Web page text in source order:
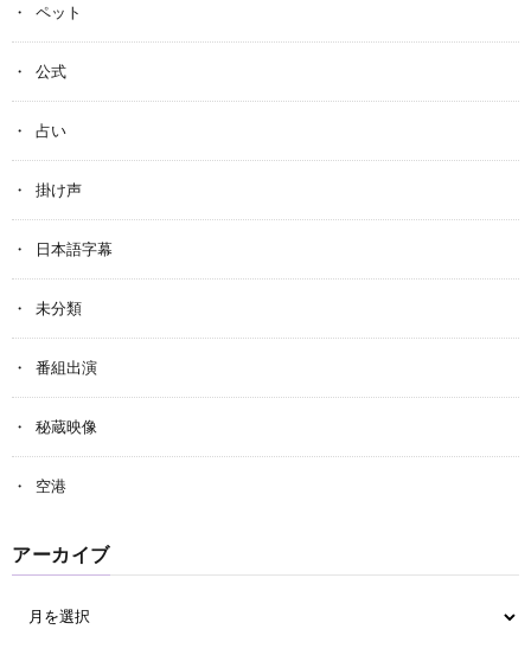
ペット
公式
占い
掛け声
日本語字幕
未分類
番組出演
秘蔵映像
空港
アーカイブ